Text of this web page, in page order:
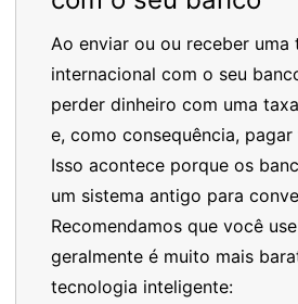
Ao enviar ou ou receber uma
internacional com o seu
perder dinheiro com uma
e, como consequência,
Isso acontece porque os
um sistema antigo para
Recomendamos que você
geralmente é muito mais
tecnologia inteligente: